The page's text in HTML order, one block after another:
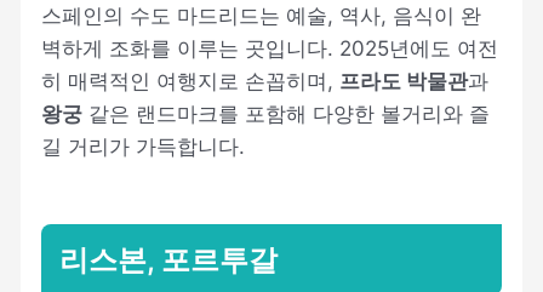
스페인의 수도 마드리드는 예술, 역사, 음식이 완
벽하게 조화를 이루는 곳입니다. 2025년에도 여전
히 매력적인 여행지로 손꼽히며, 프라도 박물관과
왕궁 같은 랜드마크를 포함해 다양한 볼거리와 즐
길 거리가 가득합니다.
리스본, 포르투갈